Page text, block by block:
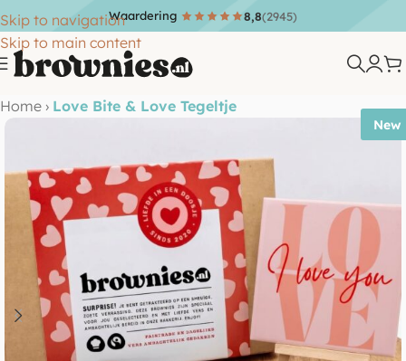
Skip to navigation
Skip to main content
Waardering 8,8(2945)
Home › Love Bite & Love Tegeltje
New